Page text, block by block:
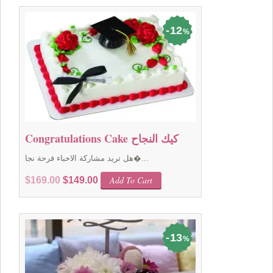
$99.00. $89.00.
12%
Congratulations Cake كيك النجاح
هل تريد مشاركة الاحباء فرحة نجا�...
$169.00 Original
$169.00.
$149.00Current
price
$149.00.
Add To Cart
13%